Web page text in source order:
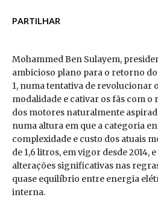
PARTILHAR
Mohammed Ben Sulayem,
ambicioso plano para o retorno
1, numa tentativa de revolucionar
modalidade e cativar os fãs com o
dos motores naturalmente
numa altura em que a categoria
complexidade e custo dos atuais
de 1,6 litros, em vigor desde 2014,
alterações significativas nas
quase equilíbrio entre energia
interna.